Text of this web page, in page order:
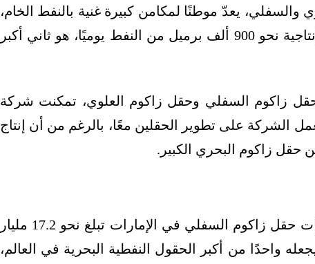
يعدّ موطنًا لمكامن كبيرة غنية بالنفط الخام،
إذ إن حقل زاكوم العلوي، الذي تبلغ قدرته الإنتاجية نحو 900 ألف برميل من النفط يوميًا، هو ثاني أكبر
زاكوم السفلي وحقل زاكوم العلوي، تمكنت شركة
الشركة على تطوير الحقلين معًا، بالرغم من أن إنتاج
زاكوم البحري الكبير.
تشير التقديرات غير الرسمية إلى أن احتياطيات حقل زاكوم السفلي في الإمارات تبلغ نحو 17.2 مليار
واحدًا من أكبر الحقول النفطية البحرية في العالم،